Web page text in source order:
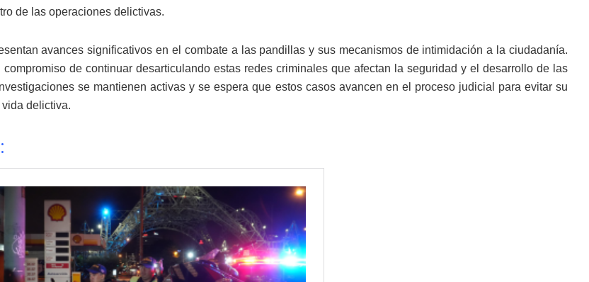
de las operaciones delictivas.
avances significativos en el combate a las pandillas y sus mecanismos de intimidación a la ciudadanía.
compromiso de continuar desarticulando estas redes criminales que afectan la seguridad y el desarrollo de las
se mantienen activas y se espera que estos casos avancen en el proceso judicial para evitar su
delictiva.